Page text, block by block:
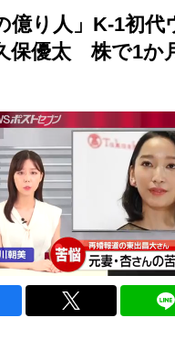
億り人」K-1初
保優太 株で1か